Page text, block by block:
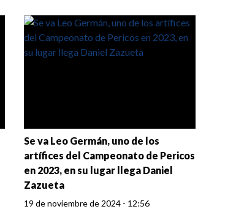
Se va Leo Germán, uno de los
artífices del Campeonato de Pericos
en 2023, en su lugar llega Daniel
Zazueta
19 de noviembre de 2024 - 12:56